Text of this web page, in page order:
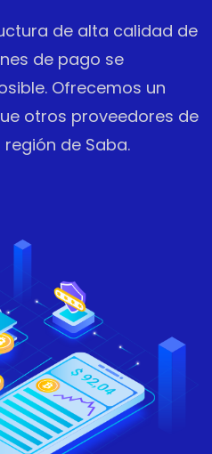
de alta calidad de
de pago se
Ofrecemos un
otros proveedores de
de Saba.